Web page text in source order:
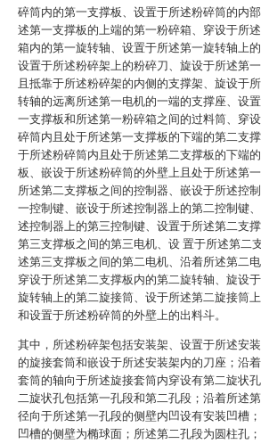
碎筒内的第一支撑板、设置于所述粉碎筒的内
述第一支撑板的上端的第一粉碎箱、穿设于所
箱内的第一旋转轴、设置于所述第一旋转轴上的
设置于所述粉碎架上的粉碎刀、旋设于所述第
且抵靠于所述粉碎架的内侧的支撑架、旋设于
转轴的远离所述第一电机的一端的支撑座、设
一支撑板和所述第一粉碎箱之间的过料筒、穿
碎筒内且处于所述第一支撑板的下端的第二支
于所述粉碎筒内且处于所述第二支撑板的下端
板、嵌设于所述粉碎筒的外壁上且处于所述第
所述第二支撑板之间的控制器、嵌设于所述控
一控制键、嵌设于所述控制器上的第二控制键
述控制器上的第三控制键、设置于所述第二支
第三支撑板之间的第三电机、设 置于所述第二
述第三支撑板之间的第二电机、沿着所述第二
穿设于所述第二支撑板内的第二旋转轴、旋设
旋转轴上的第二旋接筒、设于所述第二旋接筒
和设置于所述粉碎筒的外壁上的出料斗。
其中，所述粉碎架包括安装架、设置于所述安
的旋接套筒和嵌设于所述安装架内的刀座；沿
套筒的轴向于所述旋接套筒内穿设有第二旋状
二旋状孔包括第一孔段和第二孔段；沿着所述
径向于所述第一孔段的侧壁内凹设有安装凹槽
凹槽的侧壁为椭球面；所述第二孔段为圆柱孔